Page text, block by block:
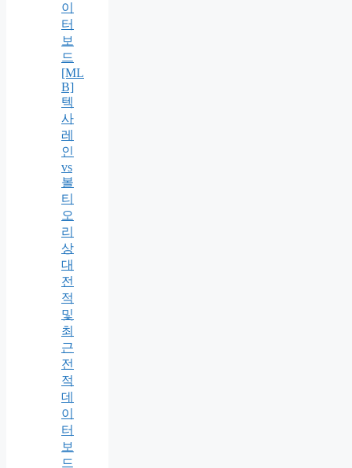
이
터
보
드
[ML
B]
텍
사
레
인
vs
볼
티
오
리
상
대
전
적
및
최
근
전
적
데
이
터
보
드